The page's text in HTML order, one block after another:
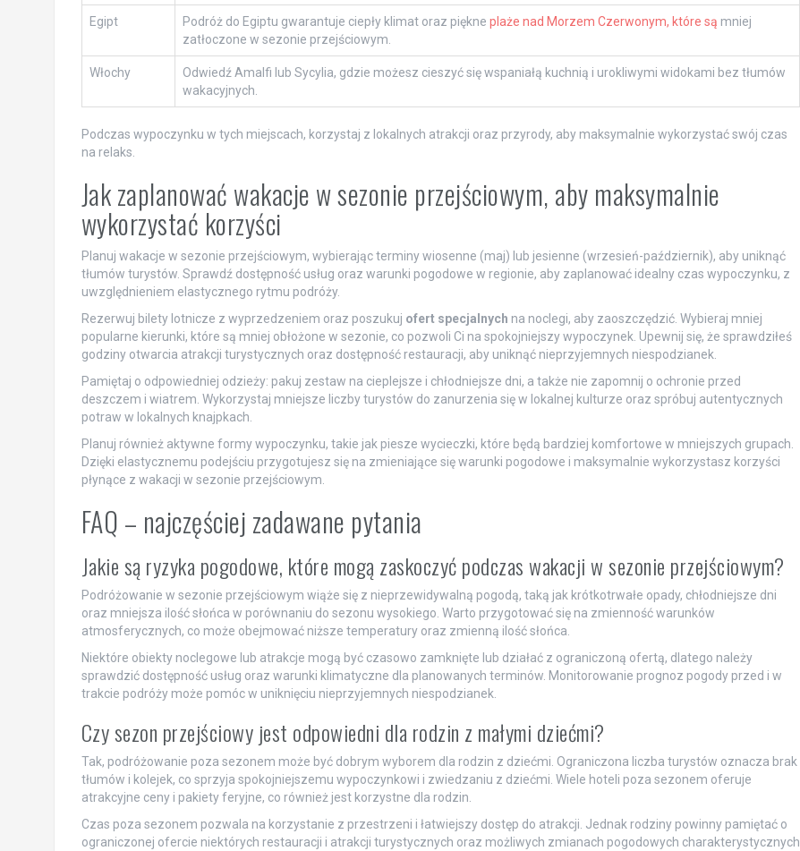
Egipt Podróż do Egiptu gwarantuje ciepły klimat oraz piękne plaże nad Morzem Czerwonym, które są mniej
zatłoczone w sezonie przejściowym.
Włochy
Odwiedź Amalfi lub Sycylia, gdzie możesz cieszyć się wspaniałą kuchnią i urokliwymi widokami bez tłumów
wakacyjnych.
Podczas wypoczynku w tych miejscach, korzystaj z lokalnych atrakcji oraz przyrody, aby maksymalnie wykorzystać swój czas
na relaks.
Jak zaplanować wakacje w sezonie przejściowym, aby maksymalnie
wykorzystać korzyści
Planuj wakacje w sezonie przejściowym, wybierając terminy wiosenne (maj) lub jesienne (wrzesień-październik), aby uniknąć
tłumów turystów. Sprawdź dostępność usług oraz warunki pogodowe w regionie, aby zaplanować idealny czas wypoczynku, z
uwzględnieniem elastycznego rytmu podróży.
Rezerwuj bilety lotnicze z wyprzedzeniem oraz poszukuj ofert specjalnych na noclegi, aby zaoszczędzić. Wybieraj mniej
popularne kierunki, które są mniej obłożone w sezonie, co pozwoli Ci na spokojniejszy wypoczynek. Upewnij się, że sprawdziłeś
godziny otwarcia atrakcji turystycznych oraz dostępność restauracji, aby uniknąć nieprzyjemnych niespodzianek.
Pamiętaj o odpowiedniej odzieży: pakuj zestaw na cieplejsze i chłodniejsze dni, a także nie zapomnij o ochronie przed
deszczem i wiatrem. Wykorzystaj mniejsze liczby turystów do zanurzenia się w lokalnej kulturze oraz spróbuj autentycznych
potraw w lokalnych knajpkach.
Planuj również aktywne formy wypoczynku, takie jak piesze wycieczki, które będą bardziej komfortowe w mniejszych grupach.
Dzięki elastycznemu podejściu przygotujesz się na zmieniające się warunki pogodowe i maksymalnie wykorzystasz korzyści
płynące z wakacji w sezonie przejściowym.
FAQ – najczęściej zadawane pytania
Jakie są ryzyka pogodowe, które mogą zaskoczyć podczas wakacji w sezonie przejściowym?
Podróżowanie w sezonie przejściowym wiąże się z nieprzewidywalną pogodą, taką jak krótkotrwałe opady, chłodniejsze dni
oraz mniejsza ilość słońca w porównaniu do sezonu wysokiego. Warto przygotować się na zmienność warunków
atmosferycznych, co może obejmować niższe temperatury oraz zmienną ilość słońca.
Niektóre obiekty noclegowe lub atrakcje mogą być czasowo zamknięte lub działać z ograniczoną ofertą, dlatego należy
sprawdzić dostępność usług oraz warunki klimatyczne dla planowanych terminów. Monitorowanie prognoz pogody przed i w
trakcie podróży może pomóc w uniknięciu nieprzyjemnych niespodzianek.
Czy sezon przejściowy jest odpowiedni dla rodzin z małymi dziećmi?
Tak, podróżowanie poza sezonem może być dobrym wyborem dla rodzin z dziećmi. Ograniczona liczba turystów oznacza brak
tłumów i kolejek, co sprzyja spokojniejszemu wypoczynkowi i zwiedzaniu z dziećmi. Wiele hoteli poza sezonem oferuje
atrakcyjne ceny i pakiety feryjne, co również jest korzystne dla rodzin.
Czas poza sezonem pozwala na korzystanie z przestrzeni i łatwiejszy dostęp do atrakcji. Jednak rodziny powinny pamiętać o
ograniczonej ofercie niektórych restauracji i atrakcji turystycznych oraz możliwych zmianach pogodowych charakterystycznych